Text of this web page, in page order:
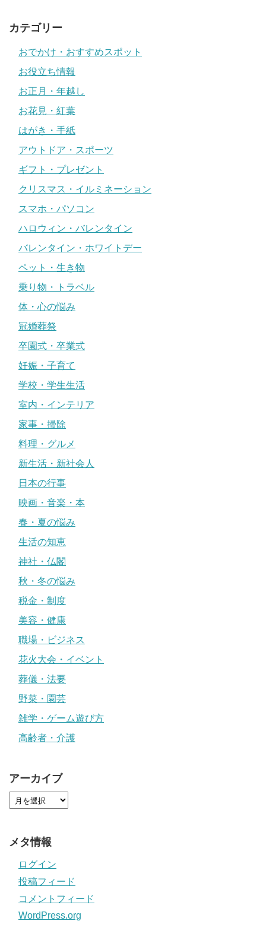
カテゴリー
おでかけ・おすすめスポット
お役立ち情報
お正月・年越し
お花見・紅葉
はがき・手紙
アウトドア・スポーツ
ギフト・プレゼント
クリスマス・イルミネーション
スマホ・パソコン
ハロウィン・バレンタイン
バレンタイン・ホワイトデー
ペット・生き物
乗り物・トラベル
体・心の悩み
冠婚葬祭
卒園式・卒業式
妊娠・子育て
学校・学生生活
室内・インテリア
家事・掃除
料理・グルメ
新生活・新社会人
日本の行事
映画・音楽・本
春・夏の悩み
生活の知恵
神社・仏閣
秋・冬の悩み
税金・制度
美容・健康
職場・ビジネス
花火大会・イベント
葬儀・法要
野菜・園芸
雑学・ゲーム遊び方
高齢者・介護
アーカイブ
メタ情報
ログイン
投稿フィード
コメントフィード
WordPress.org